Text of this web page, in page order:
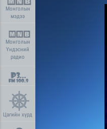
Монголын
мэдээ
Монголын
Үндэсний
радио
Цагийн хүрд